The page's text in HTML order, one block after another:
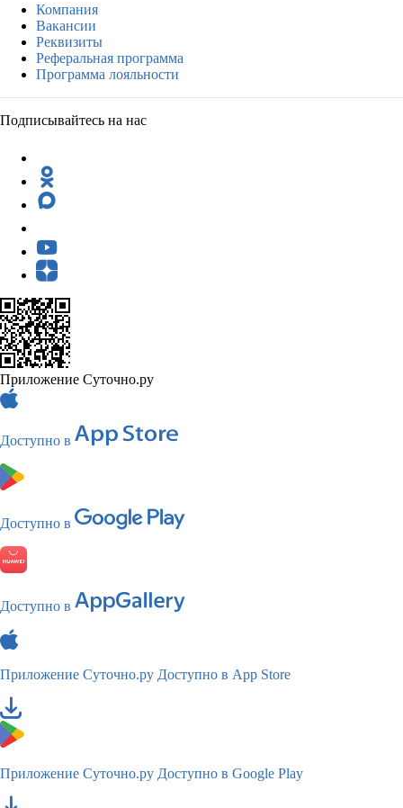
Компания
Вакансии
Реквизиты
Реферальная программа
Программа лояльности
Подписывайтесь на нас
Приложение Суточно.ру
Доступно в
Доступно в
Доступно в
Приложение Суточно.ру Доступно в App Store
Приложение Суточно.ру Доступно в Google Play